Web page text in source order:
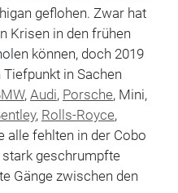
geflohen. Zwar hat
Krisen in den frühen
können, doch 2019
in Sachen
, Audi, Porsche, Mini,
, Rolls-Royce,
alle fehlten in der Cobo
geschrumpfte
Gänge zwischen den